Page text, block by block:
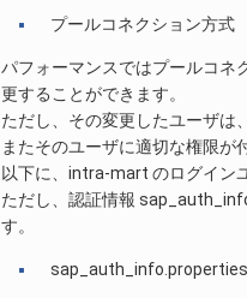
プールコネクション方式
パフォーマンスではプールコネ
更することができます。
ただし、その変更したユーザは
またそのユーザに適切な権限が
以下に、intra-mart のログイン
ただし、認証情報
す。
sap_auth_info.properties